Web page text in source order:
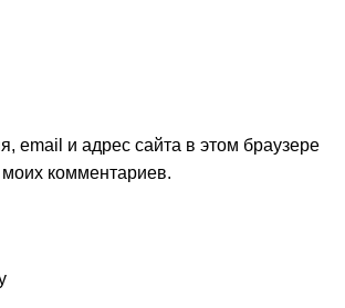
email и адрес сайта в этом браузере
комментариев.